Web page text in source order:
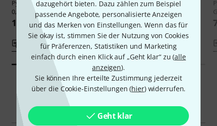
dazugehört bieten. Dazu zählen zum Beispiel
passende Angebote, personalisierte Anzeigen
und das Merken von Einstellungen. Wenn das für
Sie okay ist, stimmen Sie der Nutzung von Cookies
für Präferenzen, Statistiken und Marketing
einfach durch einen Klick auf „Geht klar“ zu (alle
anzeigen).
Sie können Ihre erteilte Zustimmung jederzeit
über die Cookie-Einstellungen (hier) widerrufen.
Geht klar
PyramidFret Gut Diameter
0,80mm
10,90 €
Vergleichen
PyramidAoud Strings Arabic
Tuning
8,90 €
Vergleichen
Smart Navigator